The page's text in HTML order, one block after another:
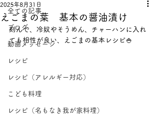
全ての記事
ブログ
動画メッセージ
レシピ
レシピ（アレルギー対応）
こども料理
レシピ（名もなき我が家料理）
えごまの葉 基本の醤油漬け
2025年8月31日
刻んで、冷奴やそうめん、チャーハンに入れ
ても相性が良い、えごまの基本レシピ🍚